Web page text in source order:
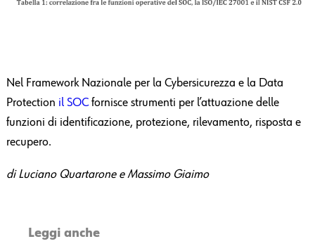
Nel Framework Nazionale per la Cybersicurezza e la Data
Protection il SOCfornisce strumenti per l’attuazione delle
funzioni di identificazione, protezione, rilevamento, risposta e
recupero.
di Luciano Quartarone e Massimo Giaimo
Leggi anche